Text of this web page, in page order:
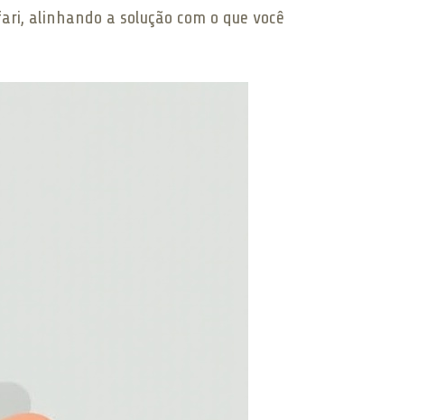
alinhando a solução com o que você